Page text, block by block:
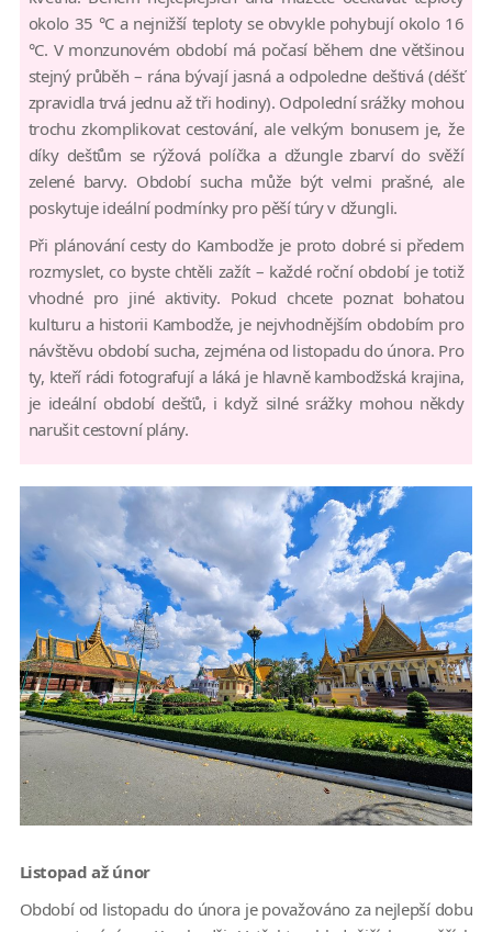
okolo 35 °C a nejnižší teploty se obvykle pohybují okolo 16
°C. V monzunovém období má počasí během dne většinou
stejný průběh – rána bývají jasná a odpoledne deštivá (déšť
zpravidla trvá jednu až tři hodiny). Odpolední srážky mohou
trochu zkomplikovat cestování, ale velkým bonusem je, že
díky dešťům se rýžová políčka a džungle zbarví do svěží
zelené barvy. Období sucha může být velmi prašné, ale
poskytuje ideální podmínky pro pěší túry v džungli.
Při plánování cesty do Kambodže je proto dobré si předem
rozmyslet, co byste chtěli zažít – každé roční období je totiž
vhodné pro jiné aktivity. Pokud chcete poznat bohatou
kulturu a historii Kambodže, je nejvhodnějším obdobím pro
návštěvu období sucha, zejména od listopadu do února. Pro
ty, kteří rádi fotografují a láká je hlavně kambodžská krajina,
je ideální období dešťů, i když silné srážky mohou někdy
narušit cestovní plány.
Listopad až únor
Období od listopadu do února je považováno za nejlepší dobu